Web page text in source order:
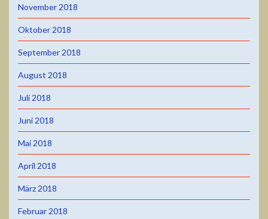
November 2018
Oktober 2018
September 2018
August 2018
Juli 2018
Juni 2018
Mai 2018
April 2018
März 2018
Februar 2018